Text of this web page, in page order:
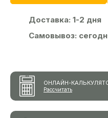
Доставка: 1-2 дня
Самовывоз:
ОНЛАЙН-
Рассчитать